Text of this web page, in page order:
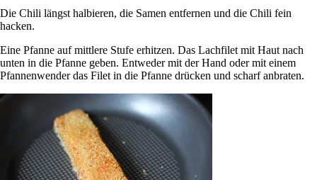
Die Chili längst halbieren, die Samen entfernen und die Chili fein
hacken.
Eine Pfanne auf mittlere Stufe erhitzen. Das Lachfilet mit Haut nach
unten in die Pfanne geben. Entweder mit der Hand oder mit einem
Pfannenwender das Filet in die Pfanne drücken und scharf anbraten.